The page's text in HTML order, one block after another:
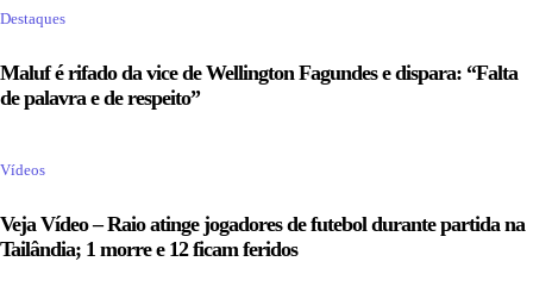
Destaques
Maluf é rifado da vice de Wellington Fagundes e dispara: “Falta
de palavra e de respeito”
Vídeos
Veja Vídeo – Raio atinge jogadores de futebol durante partida na
Tailândia; 1 morre e 12 ficam feridos